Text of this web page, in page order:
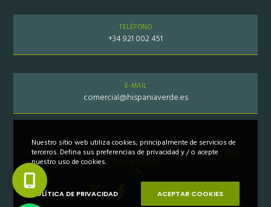
TELÉFONO
+34 921 002 451
E-MAIL
comercial@hispaniaverde.es
® TODOS LOS DERECHOS RESERVADOS.HISPANIA VERDE 2021. |
Nuestro sitio web utiliza cookies, principalmente de servicios de
terceros. Defina sus preferencias de privacidad y / o acepte
nuestro uso de cookies.
POLÍTICA DE PRIVACIDAD ACEPTAR COOKIES